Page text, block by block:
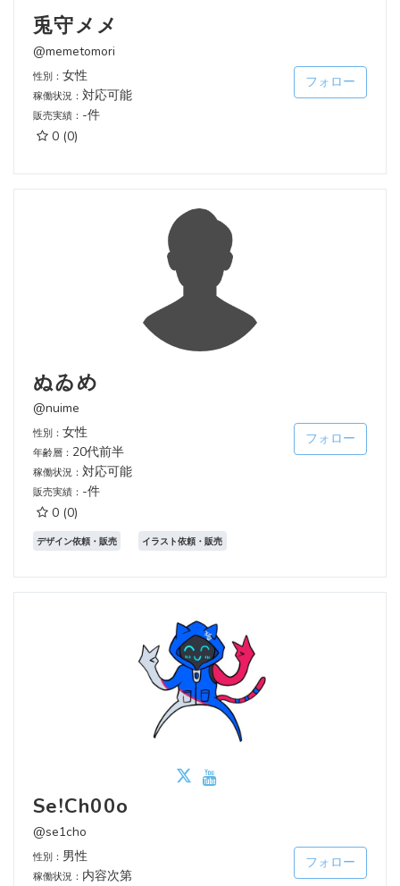
兎守メメ
@memetomori
性別： 女性
稼働状況： 対応可能
販売実績： -件
0 (0)
フォロー
ぬゐめ
@nuime
性別： 女性
年齢層： 20代前半
稼働状況： 対応可能
販売実績： -件
0 (0)
フォロー
デザイン依頼・販売 イラスト依頼・販売
Se!Ch00o
@se1cho
性別： 男性
稼働状況： 内容次第
フォロー